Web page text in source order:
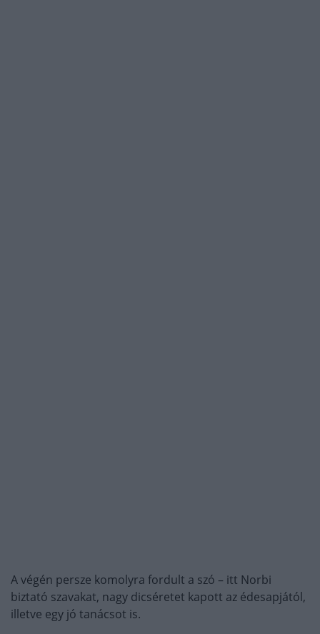
A végén persze komolyra fordult a szó – itt Norbi
biztató szavakat, nagy dicséretet kapott az édesapjától,
illetve egy jó tanácsot is.